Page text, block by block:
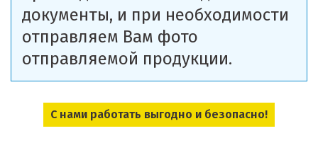
документы, и при необходимости
отправляем Вам фото
отправляемой продукции.
С нами работать выгодно и безопасно!